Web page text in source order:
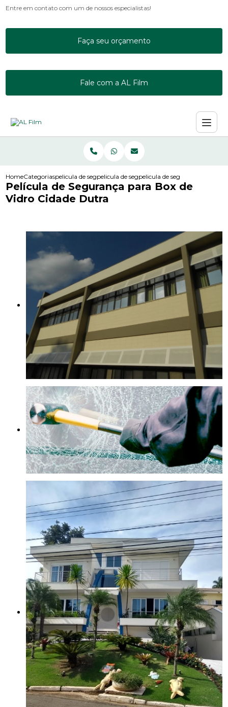
Entre em contato com um de nossos especialistas!
Faça seu orçamento
Fale com a AL Film
HomeCategoriaspelicula de segurancapelicula de seguranca de vidro para empresa
pelicula de seguranca para
Película de Segurança para Box de
Vidro Cidade Dutra